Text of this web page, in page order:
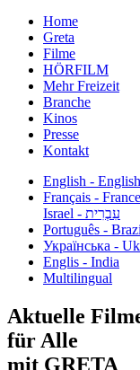
Home
Greta
Filme
HÖRFILM
Mehr Freizeit
Branche
Kinos
Presse
Kontakt
English - English
Français - France
עִבְרִית - Israel
Português -
Українська -
Englis - India
Multilingual
Aktuelle
für Alle
mit GRETA